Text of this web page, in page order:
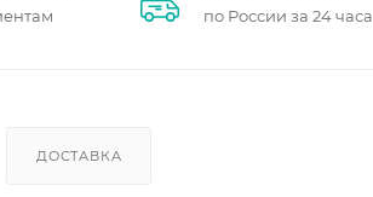
по России за 24 часа
ДОСТАВКА